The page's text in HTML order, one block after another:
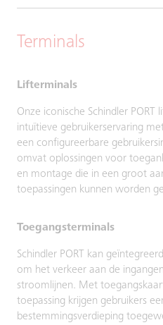
Terminals
Lifterminals
Onze iconische Schindler PORT
intuïtieve gebruikerservaring
een configureerbare
omvat oplossingen voor
en montage die in een groot
toepassingen kunnen worden
Toegangsterminals
Schindler PORT kan
om het verkeer aan de
stroomlijnen. Met
toepassing krijgen gebruikers
bestemmingsverdieping